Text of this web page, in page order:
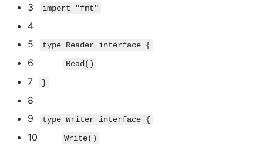
3
import "fmt"
4
5
type Reader interface {
6 Read ( )
7 }
8
9
type Writer interface {
10 Write( )